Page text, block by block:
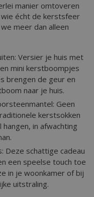
manier omtoveren
écht de kerstsfeer
meer dan alleen
Versier je huis met
mini kerstboompjes
brengen de geur en
naar je huis.
Geen
kerstsokken
in afwachting
Deze schattige cadeau
een speelse touch toe
in je woonkamer of bij
uitstraling.